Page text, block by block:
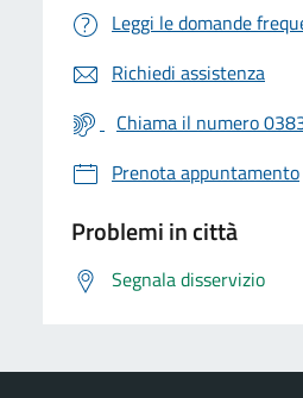
Leggi le domande
Richiedi assistenza
Chiama il numero
Prenota appuntamento
Problemi in città
Segnala disservizio